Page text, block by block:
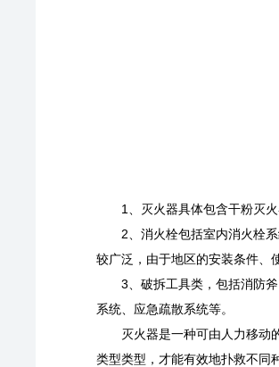
1、灭火器具体包含干粉灭
2、消火栓包括室内消火栓
较广泛，由于地区的安装条件、
3、破拆工具类，包括消防
系统、应急疏散系统等。
灭火器是一种可由人力移动
类型类型，才能有效地扑救不同